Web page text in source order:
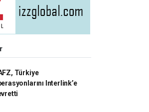
Türkiye
Interlink’e